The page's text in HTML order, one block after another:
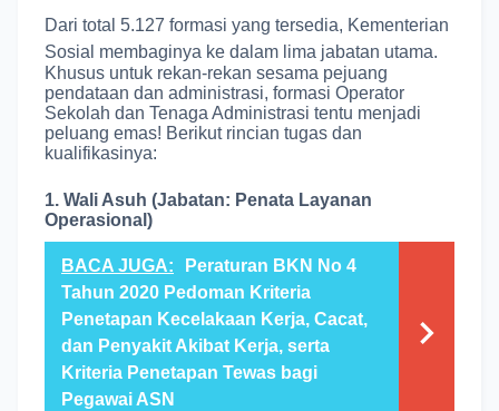
Dari total 5.127 formasi yang tersedia, Kementerian
Sosial membaginya ke dalam lima jabatan utama.
Khusus untuk rekan-rekan sesama pejuang
pendataan dan administrasi, formasi Operator
Sekolah dan Tenaga Administrasi tentu menjadi
peluang emas! Berikut rincian tugas dan
kualifikasinya:
1. Wali Asuh (Jabatan: Penata Layanan
Operasional)
BACA JUGA:
Peraturan BKN No 4
Tahun 2020 Pedoman Kriteria
Penetapan Kecelakaan Kerja, Cacat,
dan Penyakit Akibat Kerja, serta
Kriteria Penetapan Tewas bagi
Pegawai ASN